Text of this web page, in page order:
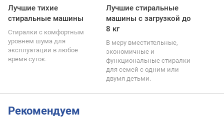
Лучшие тихие
стиральные машины
Стиралки с комфортным
уровнем шума для
эксплуатации в любое
время суток.
Лучшие стиральные
машины с загрузкой до
8 кг
В меру вместительные,
экономичные и
функциональные стиралки
для семей с одним или
двумя детьми.
Рекомендуем